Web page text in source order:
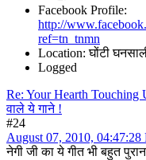
Facebook Profile:
http://
ref=tn_tnmn
Location: घोंटी
Logged
Re: Your Hearth
वाले ये गाने !
#24
August 07, 2010, 04:47:28
नेगी जी का ये गीत भी बहुत